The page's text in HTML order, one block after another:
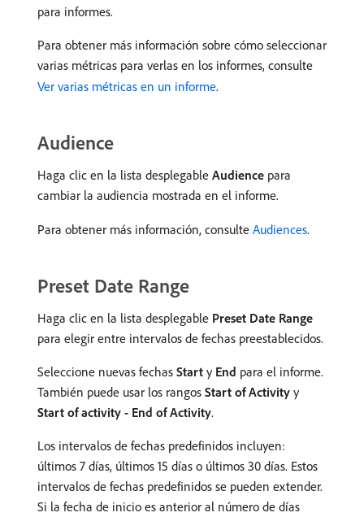
para informes.
Para obtener más información sobre cómo seleccionar
varias métricas para verlas en los informes, consulte
Ver varias métricas en un informe.
Audience
Haga clic en la lista desplegable Audience para
cambiar la audiencia mostrada en el informe.
Para obtener más información, consulte Audiences.
Preset Date Range
Haga clic en la lista desplegable Preset Date Range
para elegir entre intervalos de fechas preestablecidos.
Seleccione nuevas fechas Start y End para el informe.
También puede usar los rangos Start of Activity y
Start of activity - End of Activity.
Los intervalos de fechas predefinidos incluyen:
últimos 7 días, últimos 15 días o últimos 30 días. Estos
intervalos de fechas predefinidos se pueden extender.
Si la fecha de inicio es anterior al número de días